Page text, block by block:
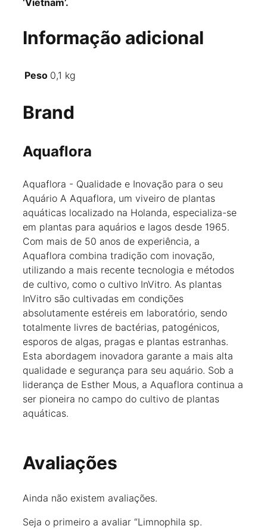
‘Vietnam’.
Informação adicional
Peso 0,1 kg
Brand
Aquaflora
Aquaflora - Qualidade e Inovação para o seu
Aquário A Aquaflora, um viveiro de plantas
aquáticas localizado na Holanda, especializa-se
em plantas para aquários e lagos desde 1965.
Com mais de 50 anos de experiência, a
Aquaflora combina tradição com inovação,
utilizando a mais recente tecnologia e métodos
de cultivo, como o cultivo InVitro. As plantas
InVitro são cultivadas em condições
absolutamente estéreis em laboratório, sendo
totalmente livres de bactérias, patogénicos,
esporos de algas, pragas e plantas estranhas.
Esta abordagem inovadora garante a mais alta
qualidade e segurança para seu aquário. Sob a
liderança de Esther Mous, a Aquaflora continua a
ser pioneira no campo do cultivo de plantas
aquáticas.
Avaliações
Ainda não existem avaliações.
Seja o primeiro a avaliar “Limnophila sp.